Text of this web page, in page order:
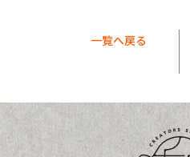
一覧へ戻る